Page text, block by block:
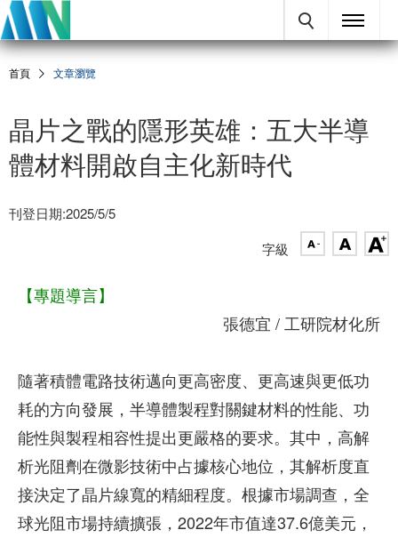
首頁 文章瀏覽
晶片之戰的隱形英雄：五大半導
體材料開啟自主化新時代
刊登日期:2025/5/5
字級
【專題導言】
張德宜 / 工研院材化所
隨著積體電路技術邁向更高密度、更高速與更低功
耗的方向發展，半導體製程對關鍵材料的性能、功
能性與製程相容性提出更嚴格的要求。其中，高解
析光阻劑在微影技術中占據核心地位，其解析度直
接決定了晶片線寬的精細程度。根據市場調查，全
球光阻市場持續擴張，2022年市值達37.6億美元，